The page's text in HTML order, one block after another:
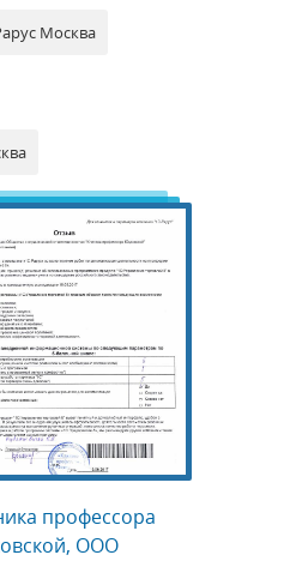
Москва
профессора
ООО